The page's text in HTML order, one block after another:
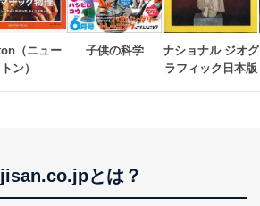
ｅメール等による商品、サービ
ス、キャンペーン等の広告に関す
るご案内のため
の
個
人事、総務などの雇用管理等のた
ス
の
ル等による商品、
サービス、キャンペーン等の広告
（ニュー
トン）
子供の科学
ナショナル ジオグ
ラフィック日本版
とは？